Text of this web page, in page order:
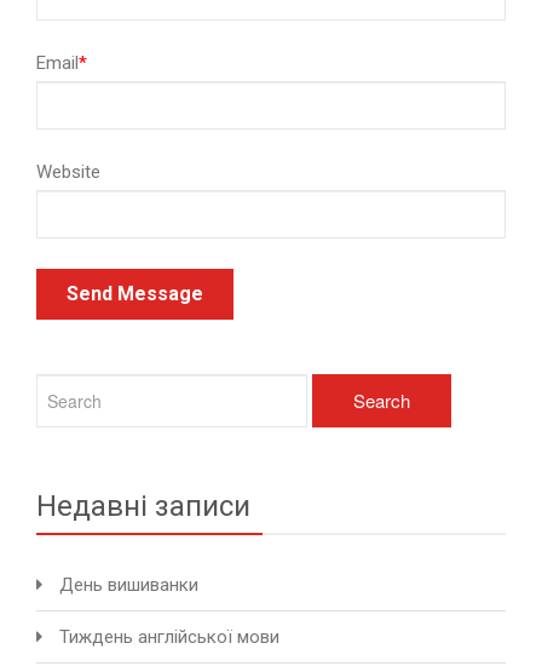
Email*
Website
Недавні записи
День вишиванки
Тиждень англійської мови